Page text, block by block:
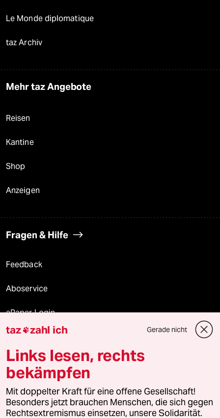
Le Monde diplomatique
taz Archiv
Mehr taz Angebote
Reisen
Kantine
Shop
Anzeigen
Fragen & Hilfe
Feedback
Aboservice
ePaper Login
Downloads für Abonnierende
© 2026 taz Verlags und Vertriebs GmbH
Alle Rechte vorbehalten. Bei rechtlichen Fragen oder für Genehmigungen
wenden Sie sich bitte an lizenzen@taz.de
taz zahl ich Gerade nicht
Links lesen, rechts
bekämpfen
Mit doppelter Kraft für eine offene Gesellschaft!
Besonders jetzt brauchen Menschen, die sich gegen
Rechtsextremismus einsetzen, unsere Solidarität.